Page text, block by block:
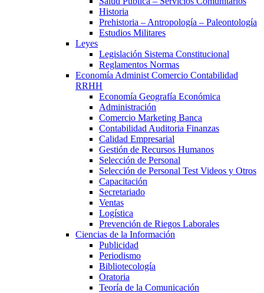
Historia
Prehistoria – Antropología – Paleontología
Estudios Militares
Leyes
Legislación Sistema Constitucional
Reglamentos Normas
Economía Administ Comercio Contabilidad
RRHH
Economía Geografía Económica
Administración
Comercio Marketing Banca
Contabilidad Auditoria Finanzas
Calidad Empresarial
Gestión de Recursos Humanos
Selección de Personal
Selección de Personal Test Videos y Otros
Capacitación
Secretariado
Ventas
Logística
Prevención de Riegos Laborales
Ciencias de la Información
Publicidad
Periodismo
Bibliotecología
Oratoria
Teoría de la Comunicación